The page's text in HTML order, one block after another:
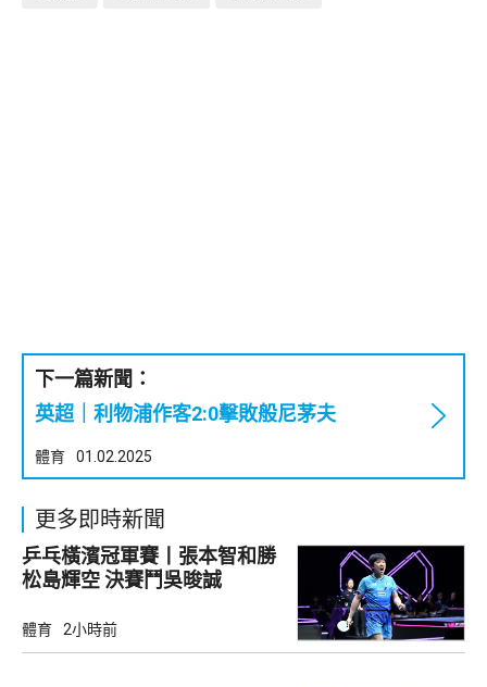
下一篇新聞：
英超｜利物浦作客2:0擊敗般尼茅夫
體育 01.02.2025
更多即時新聞
乒乓橫濱冠軍賽丨張本智和勝
松島輝空 決賽鬥吳晙誠
體育 2小時前